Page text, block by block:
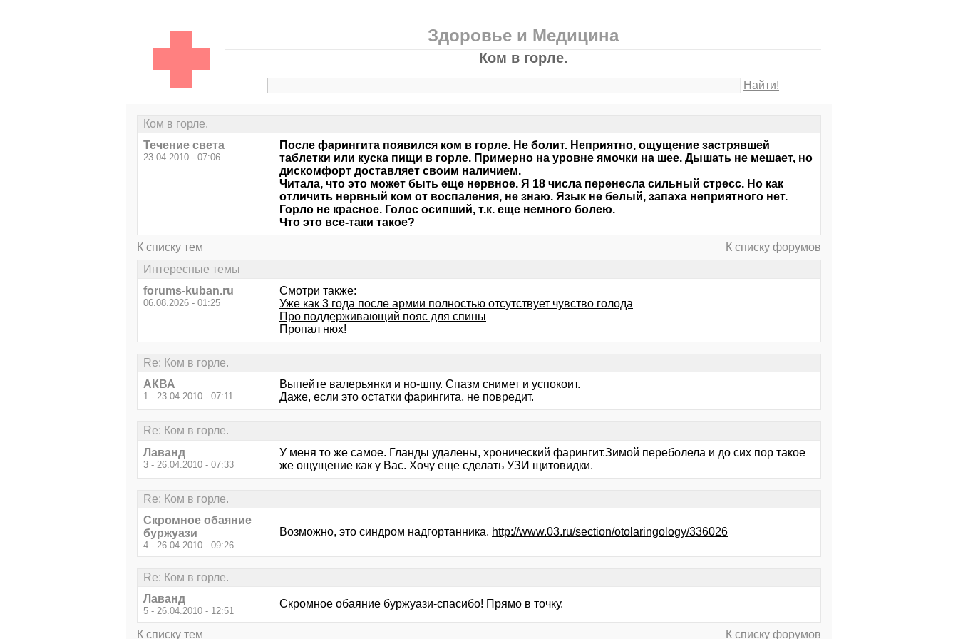
Здоровье и Медицина
Ком в горле.
Найти!
Ком в горле.
Течение света
23.04.2010 - 07:06
После фарингита появился ком в горле. Не болит. Неприятно, ощущение застрявшей
таблетки или куска пищи в горле. Примерно на уровне ямочки на шее. Дышать не мешает, но
дискомфорт доставляет своим наличием.
Читала, что это может быть еще нервное. Я 18 числа перенесла сильный стресс. Но как
отличить нервный ком от воспаления, не знаю. Язык не белый, запаха неприятного нет.
Горло не красное. Голос осипший, т.к. еще немного болею.
Что это все-таки такое?
К списку тем
К списку форумов
Интересные темы
forums-kuban.ru
06.08.2026 - 01:25
Смотри также:
Уже как 3 года после армии полностью отсутствует чувство голода
Про поддерживающий пояс для спины
Пропал нюх!
Re: Ком в горле.
АКВА
1 - 23.04.2010 - 07:11
Выпейте валерьянки и но-шпу. Спазм снимет и успокоит.
Даже, если это остатки фарингита, не повредит.
Re: Ком в горле.
Лаванд
3 - 26.04.2010 - 07:33
У меня то же самое. Гланды удалены, хронический фарингит.Зимой переболела и до сих пор такое
же ощущение как у Вас. Хочу еще сделать УЗИ щитовидки.
Re: Ком в горле.
Скромное обаяние
буржуази
4 - 26.04.2010 - 09:26
Возможно, это синдром надгортанника. http://www.03.ru/section/otolaringology/336026
Re: Ком в горле.
Лаванд
5 - 26.04.2010 - 12:51
Скромное обаяние буржуази-спасибо! Прямо в точку.
К списку тем К списку форумов